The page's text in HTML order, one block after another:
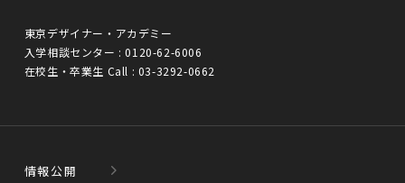
東京デザイナー・アカデミー
入学相談センター :0120-62-6006
在校生・卒業生 Call : 03-3292-0662
情報公開